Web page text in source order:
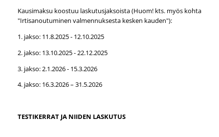
Kausimaksu koostuu laskutusjaksoista (Huom! kts. myös kohta
"Irtisanoutuminen valmennuksesta kesken kauden"):
1. jakso: 11.8.2025 - 12.10.2025
2. jakso: 13.10.2025 - 22.12.2025
3. jakso: 2.1.2026 - 15.3.2026
4. jakso: 16.3.2026 – 31.5.2026
TESTIKERRAT JA NIIDEN LASKUTUS